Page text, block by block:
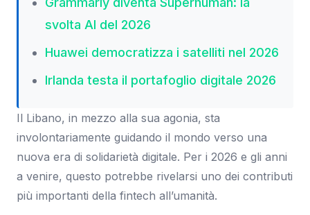
svolta AI del 2026
Huawei democratizza i satelliti nel 2026
Irlanda testa il portafoglio digitale 2026
Il Libano, in mezzo alla sua agonia, sta
involontariamente guidando il mondo verso una
nuova era di solidarietà digitale. Per i 2026 e gli anni
a venire, questo potrebbe rivelarsi uno dei contributi
più importanti della fintech all’umanità.